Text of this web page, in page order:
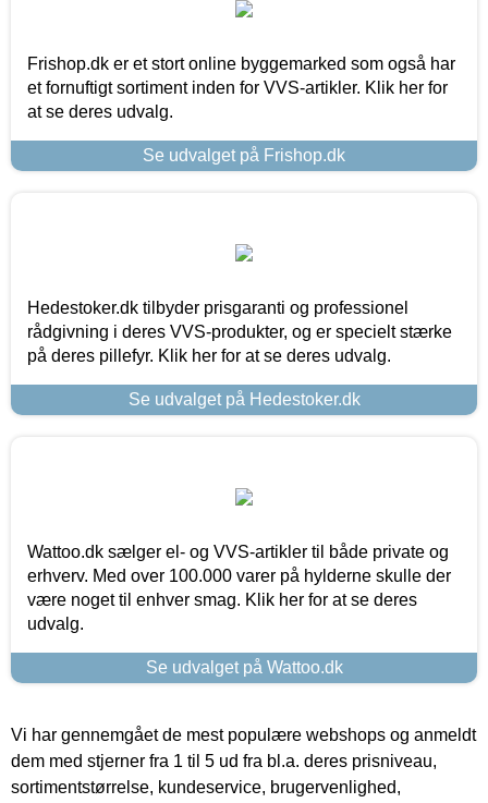
Frishop.dk er et stort online byggemarked som også har
et fornuftigt sortiment inden for VVS-artikler. Klik her for
at se deres udvalg.
Se udvalget på Frishop.dk
Hedestoker.dk tilbyder prisgaranti og professionel
rådgivning i deres VVS-produkter, og er specielt stærke
på deres pillefyr. Klik her for at se deres udvalg.
Se udvalget på Hedestoker.dk
Wattoo.dk sælger el- og VVS-artikler til både private og
erhverv. Med over 100.000 varer på hylderne skulle der
være noget til enhver smag. Klik her for at se deres
udvalg.
Se udvalget på Wattoo.dk
Vi har gennemgået de mest populære webshops og anmeldt
dem med stjerner fra 1 til 5 ud fra bl.a. deres prisniveau,
sortimentstørrelse, kundeservice, brugervenlighed,